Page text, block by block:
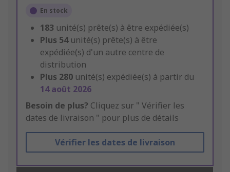
En stock
183 unité(s) prête(s) à être expédiée(s)
Plus 54 unité(s) prête(s) à être
expédiée(s) d'un autre centre de
distribution
Plus 280 unité(s) expédiée(s) à partir du
14 août 2026
Besoin de plus? Cliquez sur " Vérifier les
dates de livraison " pour plus de détails
Vérifier les dates de livraison